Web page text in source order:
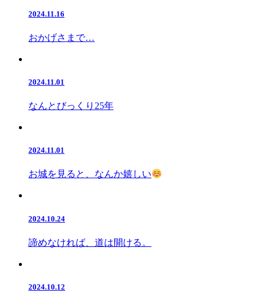
2024.11.16
おかげさまで…
2024.11.01
なんとびっくり25年
2024.11.01
お城を見ると、なんか嬉しい
2024.10.24
諦めなければ、道は開ける。
2024.10.12